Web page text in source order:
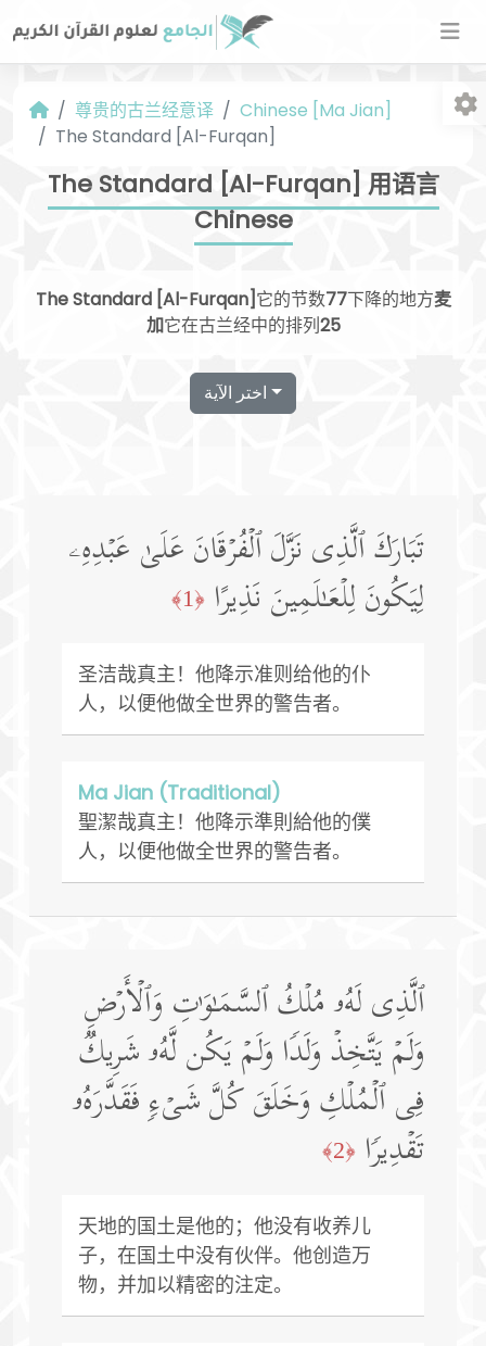
尊贵的古兰经意译
Chinese [Ma Jian]
The Standard [Al-Furqan]
The Standard [Al-Furqan] 用语言
Chinese
The Standard [Al-Furqan]它的节数77下降的地方麦
加它在古兰经中的排列25
اختر الآية
تَبَارَكَ ٱلَّذِی نَزَّلَ ٱلۡفُرۡقَانَ عَلَىٰ عَبۡدِهِۦ
لِیَكُونَ لِلۡعَـٰلَمِینَ نَذِیرًا ﴿1﴾
圣洁哉真主！他降示准则给他的仆
人，以便他做全世界的警告者。
Ma Jian (Traditional)
聖潔哉真主！他降示準則給他的僕
人，以便他做全世界的警告者。
ٱلَّذِی لَهُۥ مُلۡكُ ٱلسَّمَـٰوَ ٰ⁠تِ وَٱلۡأَرۡضِ
وَلَمۡ یَتَّخِذۡ وَلَدࣰا وَلَمۡ یَكُن لَّهُۥ شَرِیكࣱ
فِی ٱلۡمُلۡكِ وَخَلَقَ كُلَّ شَیۡءࣲ فَقَدَّرَهُۥ
تَقۡدِیرࣰا ﴿2﴾
天地的国土是他的；他没有收养儿
子，在国土中没有伙伴。他创造万
物，并加以精密的注定。